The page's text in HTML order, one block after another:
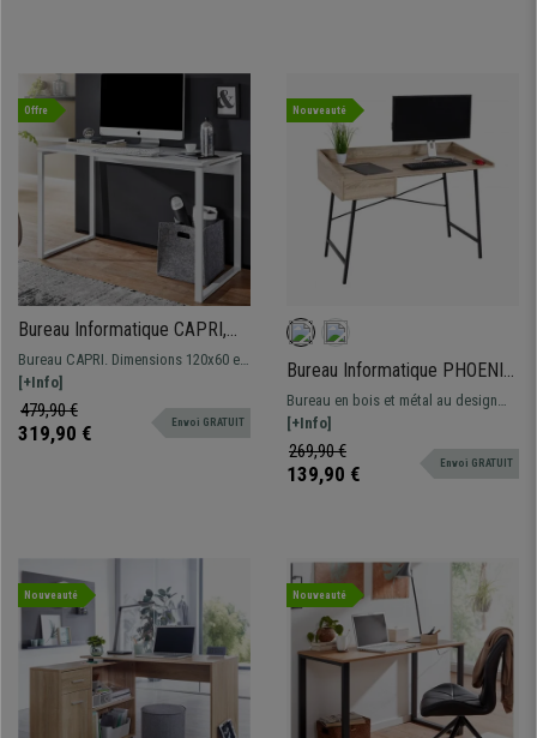
Offre
Bureau Informatique CAPRI,
120x60x75 cm, Structure
Métallique, Plateau en Bois
Couleur BLanc
Bureau CAPRI. Dimensions 120x60 et
75 cm de haut. Design moderne et
raffiné, matériaux de qualité.
[+Info]
479,90 €
319,90 € Envoi GRATUIT
Nouveauté
Bureau Informatique PHOENIX,
114x60x98 cm, Avec Tiroir,
Structure en Métal, Couleur
Hêtre
Bureau en bois et métal au design
moderne, qui s'adaptera à la
perfection à n’importe quelle pièce !
[+Info]
269,90 €
139,90 € Envoi GRATUIT
Nouveauté Nouveauté